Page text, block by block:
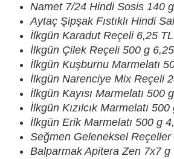
Namet 7/24 Hindi Sosis 140
Aytaç Şipşak Fıstıklı Hindi
İlkgün Karadut Reçeli 6,25 TL
İlkgün Çilek Reçeli 500 g
İlkgün Kuşburnu Marmelatı
İlkgün Narenciye Mix Reçeli
İlkgün Kayısı Marmelatı 500
İlkgün Kızılcık Marmelatı
İlkgün Erik Marmelatı 500 g
Seğmen Geleneksel
Balparmak Apitera Zen 7x7 g